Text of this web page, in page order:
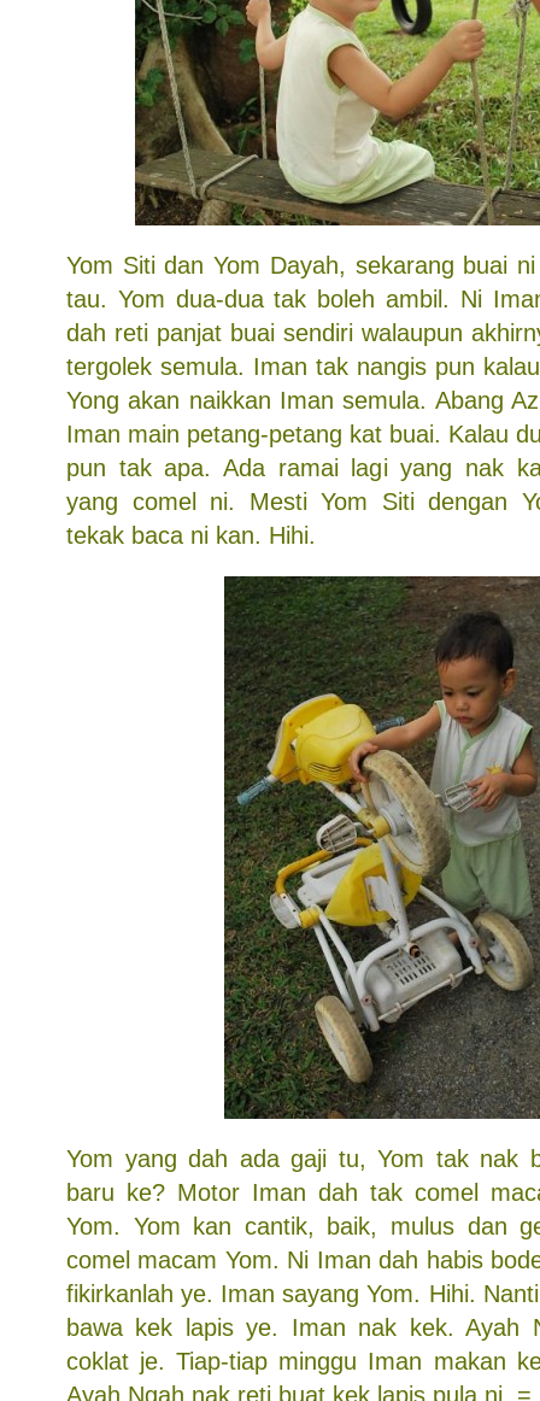
Yom Siti dan Yom Dayah, sekarang buai
tau. Yom dua-dua tak boleh ambil. Ni
dah reti panjat buai sendiri walaupun
tergolek semula. Iman tak nangis pun
Yong akan naikkan Iman semula. Abang
Iman main petang-petang kat buai. Kalau
pun tak apa. Ada ramai lagi yang nak
yang comel ni. Mesti Yom Siti dengan
tekak baca ni kan. Hihi.
Yom yang dah ada gaji tu, Yom tak nak
baru ke? Motor Iman dah tak comel
Yom. Yom kan cantik, baik, mulus dan
comel macam Yom. Ni Iman dah habis
fikirkanlah ye. Iman sayang Yom. Hihi.
bawa kek lapis ye. Iman nak kek. Ayah
coklat je. Tiap-tiap minggu Iman makan
Ayah Ngah nak reti buat kek lapis pula ni.